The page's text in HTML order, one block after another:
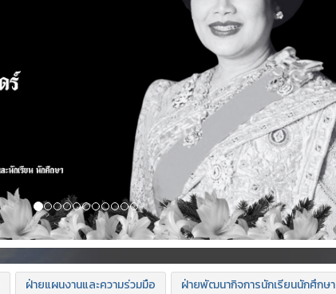
ฝ่ายแผนงานและความร่วมมือ ฝ่ายพัฒนากิจการนักเรียนนักศึกษา